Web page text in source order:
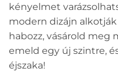
kényelmet
modern dizájn
habozz, vásárold
emeld egy új szintre,
éjszaka!